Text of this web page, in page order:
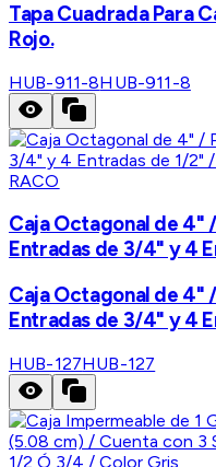
Tapa Cuadrada Para
Rojo.
HUB-911-8HUB-911-8
RACO
Caja Octagonal de 4"
Entradas de 3/4" y 4
Caja Octagonal de 4"
Entradas de 3/4" y 4
HUB-127HUB-127